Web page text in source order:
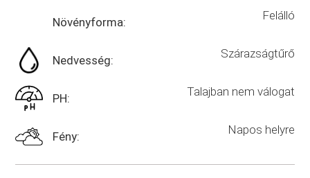
Növényforma: Felálló
Nedvesség: Szárazságtűrő
PH: Talajban nem válogat
Fény: Napos helyre